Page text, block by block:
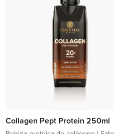
Collagen Pept Protein 250ml